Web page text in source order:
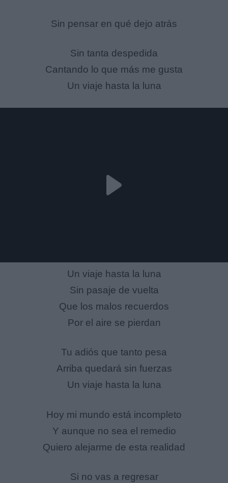
Sin pensar en qué dejo atrás
Sin tanta despedida
Cantando lo que más me gusta
Un viaje hasta la luna
Un viaje hasta la luna
Sin pasaje de vuelta
Que los malos recuerdos
Por el aire se pierdan
Tu adiós que tanto pesa
Arriba quedará sin fuerzas
Un viaje hasta la luna
Hoy mi mundo está incompleto
Y aunque no sea el remedio
Quiero alejarme de esta realidad
Si no vas a regresar